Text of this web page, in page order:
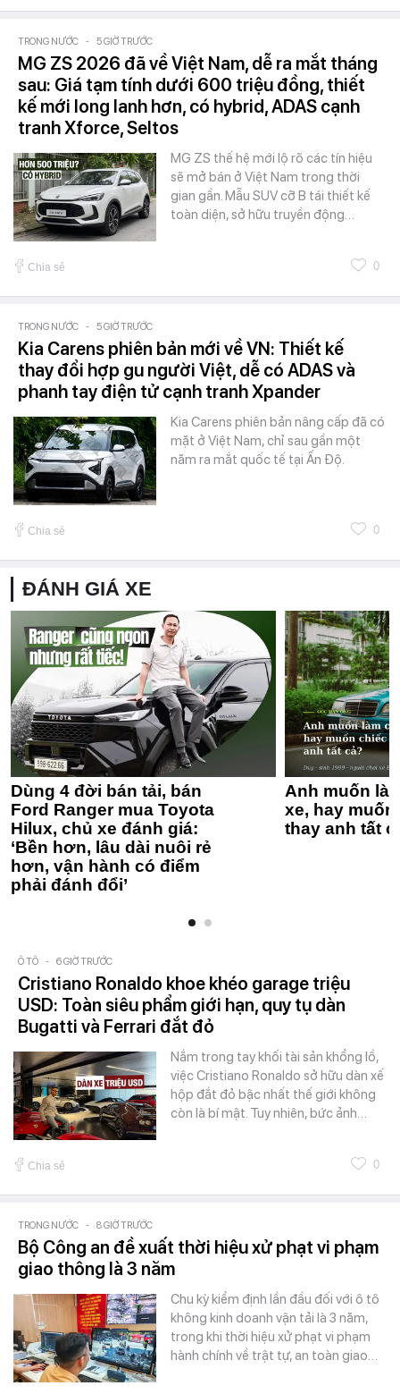
TRONG NƯỚC - 5 GIỜ TRƯỚC
MG ZS 2026 đã về Việt Nam, dễ ra mắt tháng
sau: Giá tạm tính dưới 600 triệu đồng, thiết
kế mới long lanh hơn, có hybrid, ADAS cạnh
tranh Xforce, Seltos
MG ZS thế hệ mới lộ rõ các tín hiệu
sẽ mở bán ở Việt Nam trong thời
gian gần. Mẫu SUV cỡ B tái thiết kế
toàn diện, sở hữu truyền động…
Chia sẻ 0
TRONG NƯỚC - 5 GIỜ TRƯỚC
Kia Carens phiên bản mới về VN: Thiết kế
thay đổi hợp gu người Việt, dễ có ADAS và
phanh tay điện tử cạnh tranh Xpander
Kia Carens phiên bản nâng cấp đã có
mặt ở Việt Nam, chỉ sau gần một
năm ra mắt quốc tế tại Ấn Độ.
Chia sẻ 0
ĐÁNH GIÁ XE
Dùng 4 đời bán tải, bán
Ford Ranger mua Toyota
Hilux, chủ xe đánh giá:
‘Bền hơn, lâu dài nuôi rẻ
hơn, vận hành có điểm
phải đánh đổi’
Anh muốn
xe, hay
thay anh tất
Ô TÔ - 6 GIỜ TRƯỚC
Cristiano Ronaldo khoe khéo garage triệu
USD: Toàn siêu phẩm giới hạn, quy tụ dàn
Bugatti và Ferrari đắt đỏ
Nắm trong tay khối tài sản khổng lồ,
việc Cristiano Ronaldo sở hữu dàn xế
hộp đắt đỏ bậc nhất thế giới không
còn là bí mật. Tuy nhiên, bức ảnh…
Chia sẻ 0
TRONG NƯỚC - 8 GIỜ TRƯỚC
Bộ Công an đề xuất thời hiệu xử phạt vi phạm
giao thông là 3 năm
Chu kỳ kiểm định lần đầu đối với ô tô
không kinh doanh vận tải là 3 năm,
trong khi thời hiệu xử phạt vi phạm
hành chính về trật tự, an toàn giao…